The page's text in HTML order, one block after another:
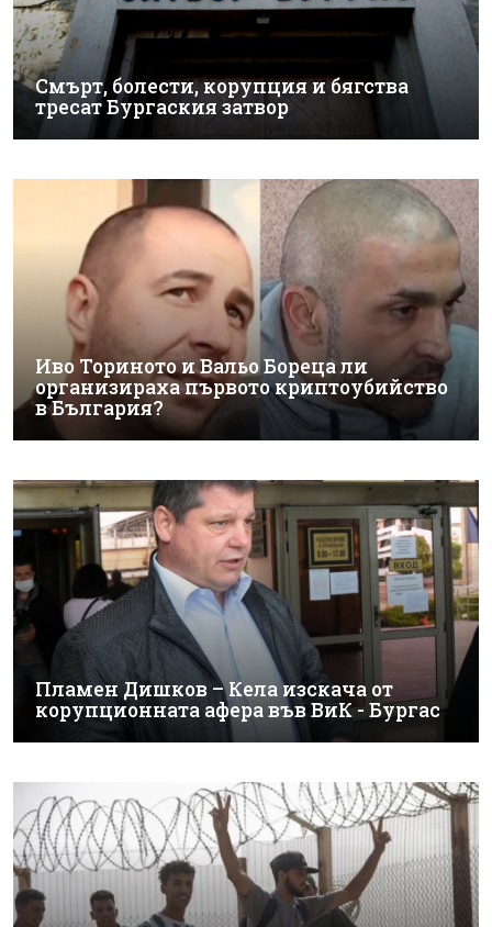
Смърт, болести, корупция и бягства
тресат Бургаския затвор
Иво Ториното и Вальо Бореца ли
организираха първото криптоубийство
в България?
Пламен Дишков – Кела изскача от
корупционната афера във ВиК - Бургас